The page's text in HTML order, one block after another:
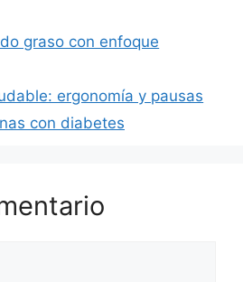
graso con enfoque
ergonomía y pausas
con diabetes